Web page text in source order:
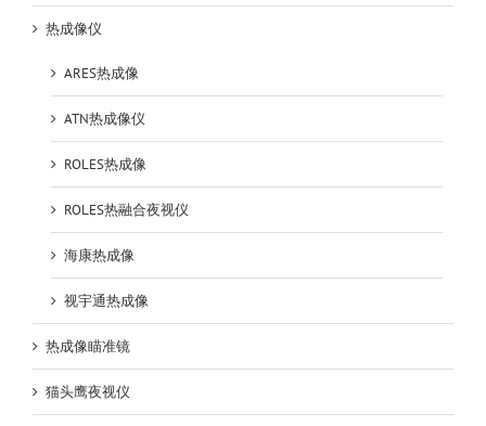
热成像仪
ARES热成像
ATN热成像仪
ROLES热成像
ROLES热融合夜视仪
海康热成像
视宇通热成像
热成像瞄准镜
猫头鹰夜视仪